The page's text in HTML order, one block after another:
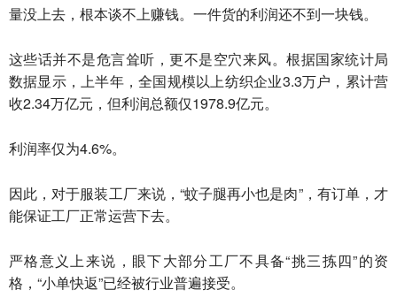
量没上去，根本谈不上赚钱。一件货的利润还不到一块钱。
这些话并不是危言耸听，更不是空穴来风。根据国家统计局
数据显示，上半年，全国规模以上纺织企业3.3万户，累计营
收2.34万亿元，但利润总额仅1978.9亿元。
利润率仅为4.6%。
因此，对于服装工厂来说，“蚊子腿再小也是肉”，有订单，才
能保证工厂正常运营下去。
严格意义上来说，眼下大部分工厂不具备“挑三拣四”的资
格，“小单快返”已经被行业普遍接受。